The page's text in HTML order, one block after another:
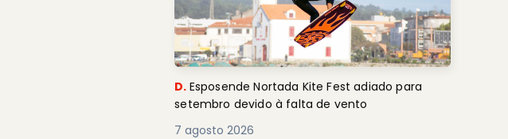
D. Esposende Nortada Kite Fest adiado para
setembro devido à falta de vento
7 agosto 2026